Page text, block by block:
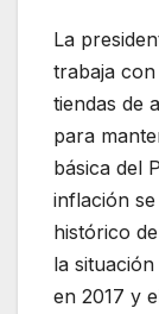
La
trabaja
tiendas de
para
básica del
inflación
histórico
la
en 2017 y